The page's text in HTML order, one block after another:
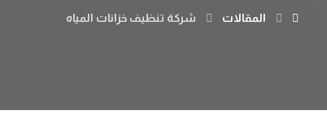
المقالات شركة تنظيف خزانات المياه